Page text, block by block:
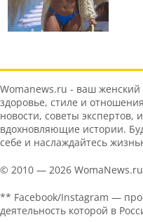
Womanews.ru - ваш женский
здоровье, стиле и
новости, советы экспертов,
вдохновляющие истории.
себе и наслаждайтесь
© 2010 — 2026 WomaNews.ru
** Facebook/Instagram —
деятельность которой в